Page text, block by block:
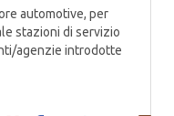
automotive, per
stazioni di servizio
agenzie introdotte